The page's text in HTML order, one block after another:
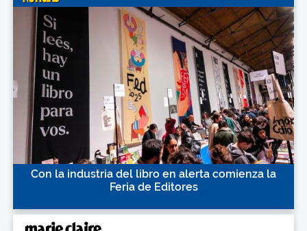
Con la industria del libro en alerta comienza la
Feria de Editores